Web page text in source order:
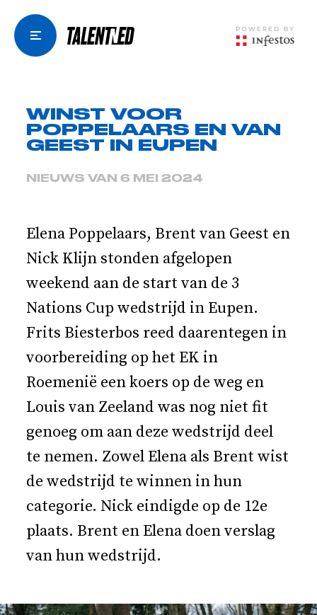
WINST VOOR
POPPELAARS EN VAN
GEEST IN EUPEN
NIEUWS VAN 6 MEI 2024
Elena Poppelaars, Brent van Geest en
Nick Klijn stonden afgelopen
weekend aan de start van de 3
Nations Cup wedstrijd in Eupen.
Frits Biesterbos reed daarentegen in
voorbereiding op het EK in
Roemenië een koers op de weg en
Louis van Zeeland was nog niet fit
genoeg om aan deze wedstrijd deel
te nemen. Zowel Elena als Brent wist
de wedstrijd te winnen in hun
categorie. Nick eindigde op de 12e
plaats. Brent en Elena doen verslag
van hun wedstrijd.